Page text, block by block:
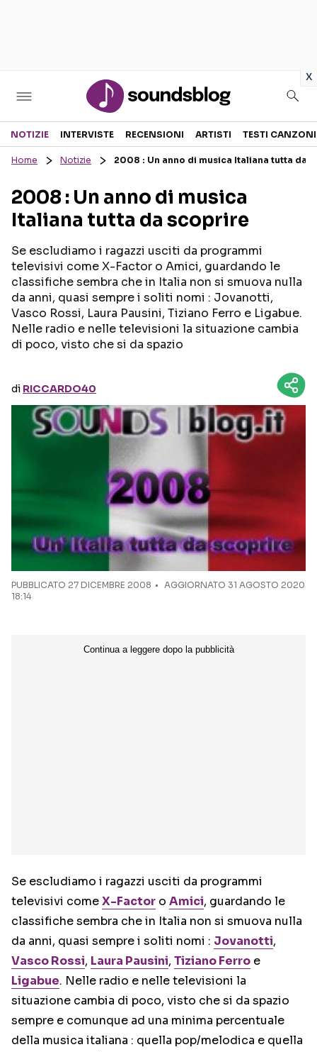
x
Sezioni
RECENSIONI MUSICALI
INTERVISTE
GOSSIP E CURIOSITÀ
TESTI CANZONI
TOUR ED EVENTI
TALENT SHOW
Seguici sui social
NOTIZIE INTERVISTE RECENSIONI ARTISTI TESTI CANZONI
Home Notizie 2008 : Un anno di musica Italiana tutta da
2008 : Un anno di musica
Italiana tutta da scoprire
Se escludiamo i ragazzi usciti da programmi
televisivi come X-Factor o Amici, guardando le
classifiche sembra che in Italia non si smuova nulla
da anni, quasi sempre i soliti nomi : Jovanotti,
Vasco Rossi, Laura Pausini, Tiziano Ferro e Ligabue.
Nelle radio e nelle televisioni la situazione cambia
di poco, visto che si da spazio
di RICCARDO40
PUBBLICATO 27 DICEMBRE 2008
AGGIORNATO 31 AGOSTO 2020
18:14
Se escludiamo i ragazzi usciti da programmi
televisivi comeX-Factor o Amici, guardando le
classifiche sembra che in Italia non si smuova nulla
da anni, quasi sempre i soliti nomi : Jovanotti,
Vasco Rossi, Laura Pausini, Tiziano Ferro e
Ligabue. Nelle radio e nelle televisioni la
situazione cambia di poco, visto che si da spazio
sempre e comunque ad una minima percentuale
della musica italiana : quella pop/melodica e quella